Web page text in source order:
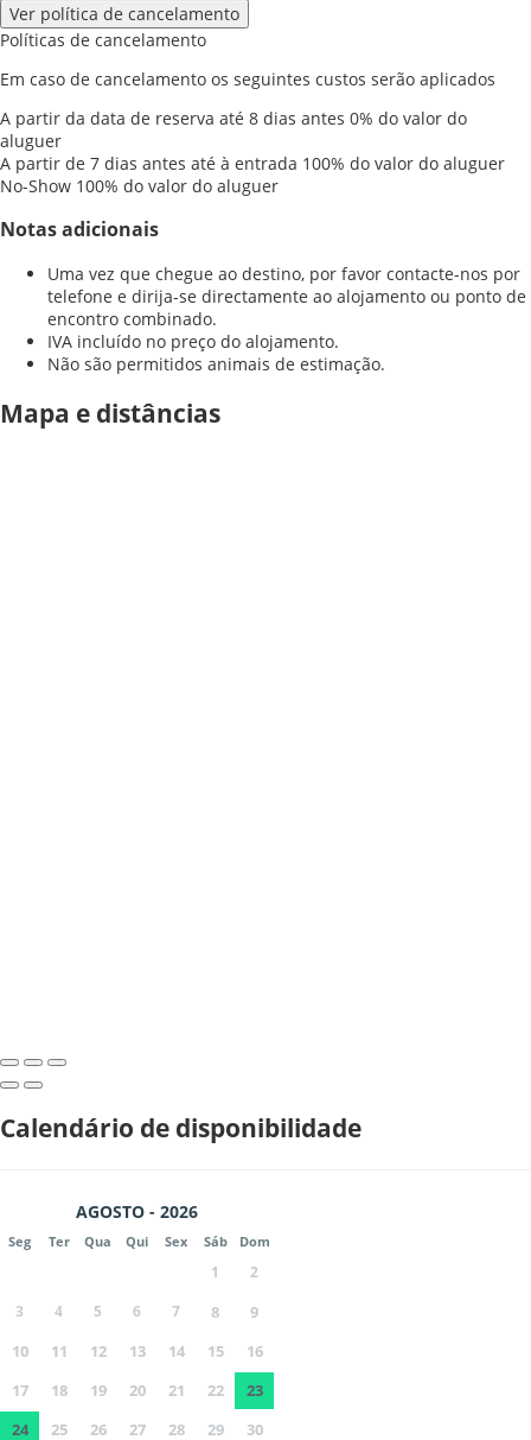
Ver política de cancelamento
Políticas de cancelamento
Em caso de cancelamento os seguintes custos serão aplicados
A partir da data de reserva até 8 dias antes 0% do valor do
aluguer
A partir de 7 dias antes até à entrada 100% do valor do aluguer
No-Show 100% do valor do aluguer
Notas adicionais
Uma vez que chegue ao destino, por favor contacte-nos por
telefone e dirija-se directamente ao alojamento ou ponto de
encontro combinado.
IVA incluído no preço do alojamento.
Não são permitidos animais de estimação.
Mapa e distâncias
Calendário de disponibilidade
AGOSTO - 2026
Seg Ter Qua Qui Sex Sáb Dom
1
2
3
4 5 6 7 8
9
10
11 12 13 14 15
16
17
18 19 20 21 22
23
24
25 26 27 28 29 30